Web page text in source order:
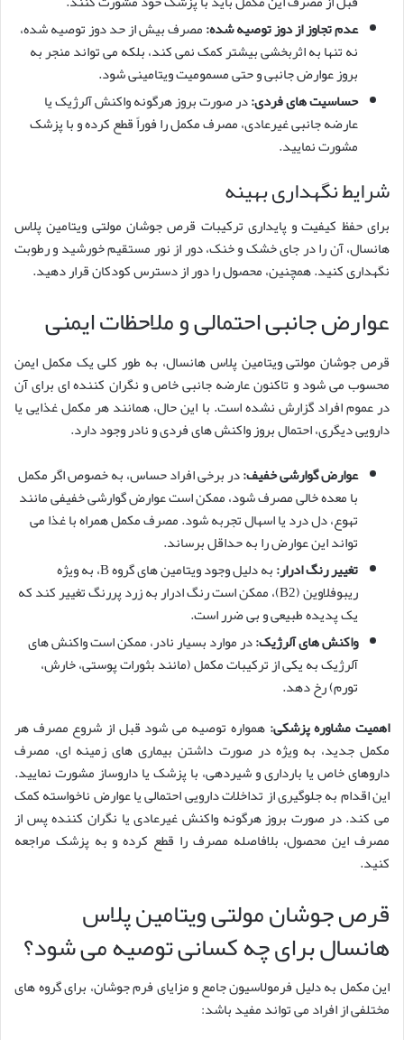
عدم تجاوز از دوز توصیه شده:مصرف بیش از حد دوز توصیه شده،
نه تنها به اثربخشی بیشتر کمک نمی کند، بلکه می تواند منجر به
بروز عوارض جانبی و حتی مسمومیت ویتامینی شود.
حساسیت های فردی:در صورت بروز هرگونه واکنش آلرژیک یا
عارضه جانبی غیرعادی، مصرف مکمل را فوراً قطع کرده و با پزشک
مشورت نمایید.
شرایط نگهداری بهینه
برای حفظ کیفیت و پایداری ترکیبات قرص جوشان مولتی ویتامین پلاس
هانسال، آن را در جای خشک و خنک، دور از نور مستقیم خورشید و رطوبت
نگهداری کنید. همچنین، محصول را دور از دسترس کودکان قرار دهید.
عوارض جانبی احتمالی و ملاحظات ایمنی
قرص جوشان مولتی ویتامین پلاس هانسال، به طور کلی یک مکمل ایمن
محسوب می شود و تاکنون عارضه جانبی خاص و نگران کننده ای برای آن
در عموم افراد گزارش نشده است. با این حال، همانند هر مکمل غذایی یا
دارویی دیگری، احتمال بروز واکنش های فردی و نادر وجود دارد.
عوارض گوارشی خفیف:در برخی افراد حساس، به خصوص اگر مکمل
با معده خالی مصرف شود، ممکن است عوارض گوارشی خفیفی مانند
تهوع، دل درد یا اسهال تجربه شود. مصرف مکمل همراه با غذا می
تواند این عوارض را به حداقل برساند.
تغییر رنگ ادرار:
به دلیل وجود ویتامین های گروه B، به ویژه
ریبوفلاوین (B2)، ممکن است رنگ ادرار به زرد پررنگ تغییر کند که
یک پدیده طبیعی و بی ضرر است.
واکنش های آلرژیک:در موارد بسیار نادر، ممکن است واکنش های
آلرژیک به یکی از ترکیبات مکمل (مانند بثورات پوستی، خارش،
تورم) رخ دهد.
اهمیت مشاوره پزشکی: همواره توصیه می شود قبل از شروع مصرف هر
مکمل جدید، به ویژه در صورت داشتن بیماری های زمینه ای، مصرف
داروهای خاص یا بارداری و شیردهی، با پزشک یا داروساز مشورت نمایید.
این اقدام به جلوگیری از تداخلات دارویی احتمالی یا عوارض ناخواسته کمک
می کند. در صورت بروز هرگونه واکنش غیرعادی یا نگران کننده پس از
مصرف این محصول، بلافاصله مصرف را قطع کرده و به پزشک مراجعه
کنید.
قرص جوشان مولتی ویتامین پلاس
هانسال برای چه کسانی توصیه می شود؟
این مکمل به دلیل فرمولاسیون جامع و مزایای فرم جوشان، برای گروه های
مختلفی از افراد می تواند مفید باشد: